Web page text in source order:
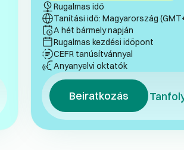
Rugalmas idő
Tanítási idő: Magyarország
A hét bármely napján
Rugalmas kezdési időpont
CEFR tanúsítvánnyal
Anyanyelvi oktatók
Beiratkozás